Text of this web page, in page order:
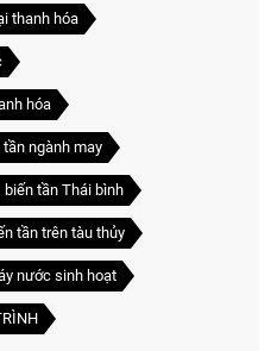
thanh hóa
hóa
tần ngành may
biến tần Thái bình
tần trên tàu thủy
nước sinh hoạt